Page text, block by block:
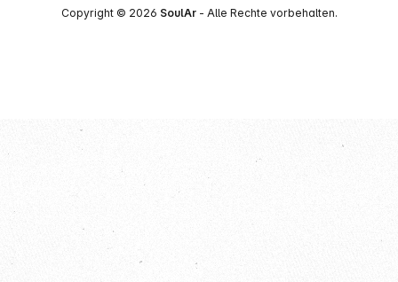
Copyright © 2026 SoulAr- Alle Rechte vorbehalten.